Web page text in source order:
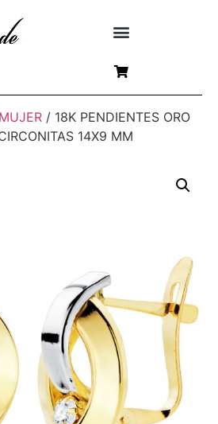
/ 18K PENDIENTES ORO
14X9 MM